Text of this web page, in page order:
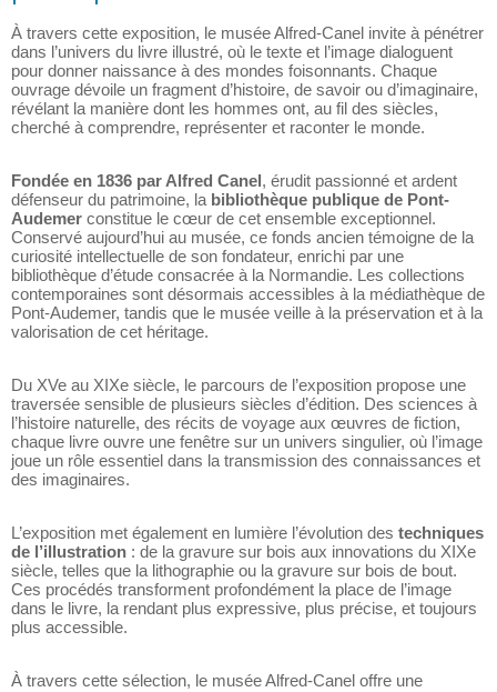
À travers cette exposition, le musée Alfred-Canel invite à pénétrer
dans l’univers du livre illustré, où le texte et l’image dialoguent
pour donner naissance à des mondes foisonnants. Chaque
ouvrage dévoile un fragment d’histoire, de savoir ou d’imaginaire,
révélant la manière dont les hommes ont, au fil des siècles,
cherché à comprendre, représenter et raconter le monde.
Fondée en 1836 par Alfred Canel, érudit passionné et ardent
défenseur du patrimoine, la bibliothèque publique de Pont-
Audemer constitue le cœur de cet ensemble exceptionnel.
Conservé aujourd’hui au musée, ce fonds ancien témoigne de la
curiosité intellectuelle de son fondateur, enrichi par une
bibliothèque d’étude consacrée à la Normandie. Les collections
contemporaines sont désormais accessibles à la médiathèque de
Pont-Audemer, tandis que le musée veille à la préservation et à la
valorisation de cet héritage.
Du XVe au XIXe siècle, le parcours de l’exposition propose une
traversée sensible de plusieurs siècles d’édition. Des sciences à
l’histoire naturelle, des récits de voyage aux œuvres de fiction,
chaque livre ouvre une fenêtre sur un univers singulier, où l’image
joue un rôle essentiel dans la transmission des connaissances et
des imaginaires.
L’exposition met également en lumière l’évolution des techniques
de l’illustration : de la gravure sur bois aux innovations du XIXe
siècle, telles que la lithographie ou la gravure sur bois de bout.
Ces procédés transforment profondément la place de l’image
dans le livre, la rendant plus expressive, plus précise, et toujours
plus accessible.
À travers cette sélection, le musée Alfred-Canel offre une